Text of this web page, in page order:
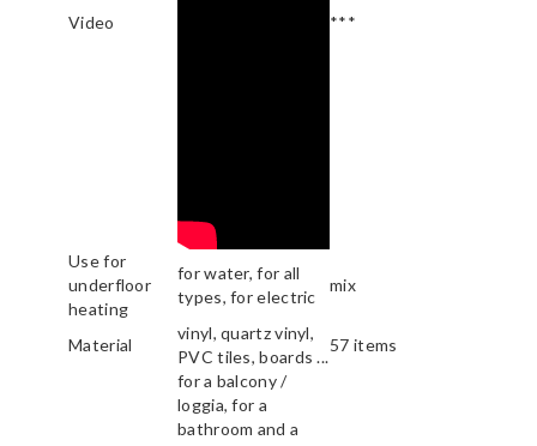
Video ***
Use for
underfloor
heating
for water, for all
types, for electric
mix
Material
vinyl, quartz vinyl,
PVC tiles, boards ...
57 items
for a balcony /
loggia, for a
bathroom and a